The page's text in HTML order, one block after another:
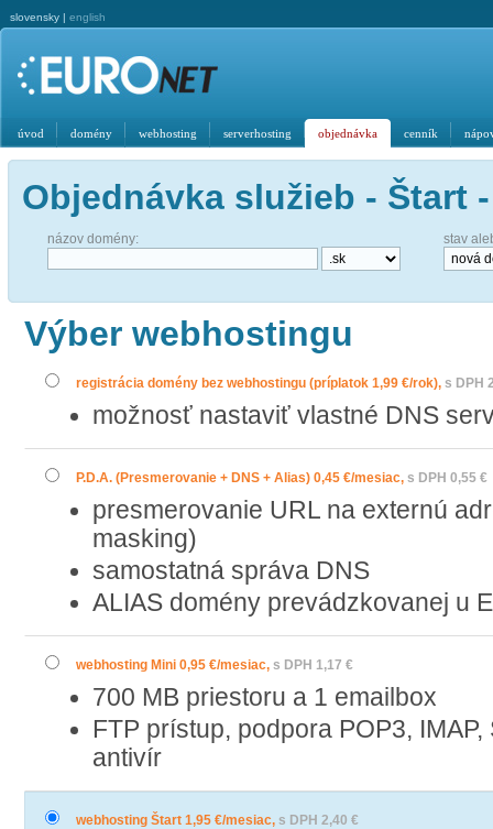
slovensky | english
úvod domény webhosting serverhosting objednávka cenník
Objednávka služieb - Štart
názov domény: stav
Výber webhostingu
registrácia domény bez webhostingu (príplatok 1,99 €/rok), s DPH
možnosť nastaviť vlastné DNS
P.D.A. (Presmerovanie + DNS + Alias) 0,45 €/mesiac, s DPH 0,55 €
presmerovanie URL na externú
masking)
samostatná správa DNS
ALIAS domény prevádzkovanej u
webhosting Mini 0,95 €/mesiac, s DPH 1,17 €
700 MB priestoru a 1 emailbox
FTP prístup, podpora POP3,
antivír
webhosting Štart 1,95 €/mesiac, s DPH 2,40 €